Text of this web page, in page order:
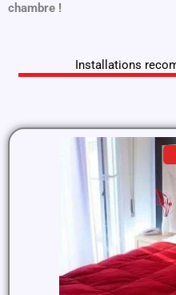
chambre !
Installations